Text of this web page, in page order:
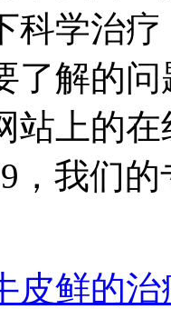
科学治
了解的问
站上的
，我们
皮鲜的